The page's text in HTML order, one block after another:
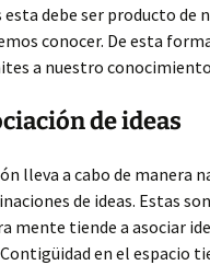
debe ser producto de
conocer. De esta
a nuestro
de ideas
lleva a cabo de manera
de ideas. Estas
mente tiende a asociar
en el espacio